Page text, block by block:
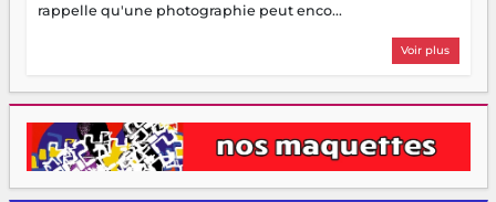
rappelle qu'une photographie peut enco...
Voir plus